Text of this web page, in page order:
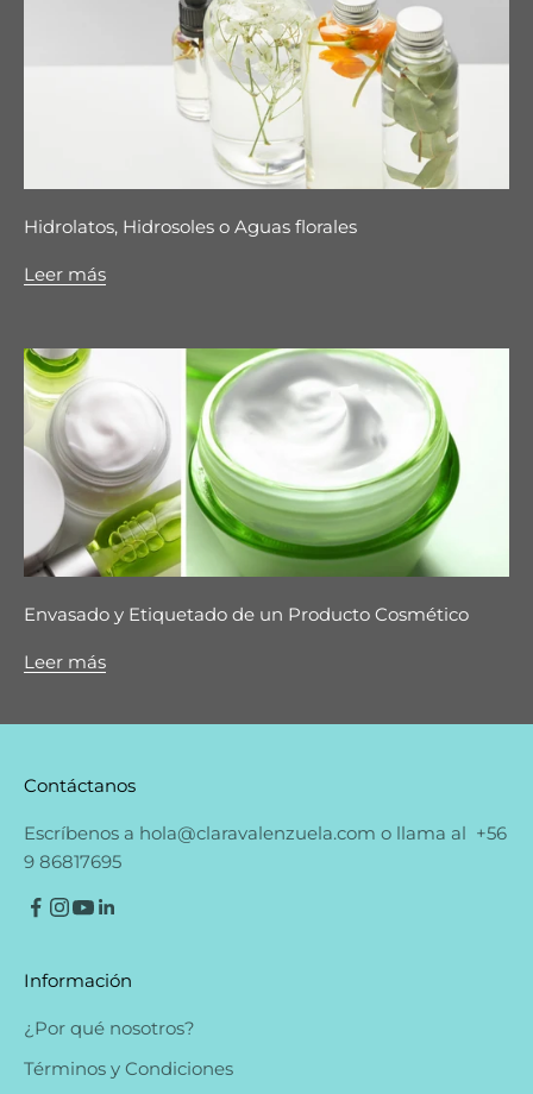
Hidrolatos, Hidrosoles o Aguas florales
Leer más
Envasado y Etiquetado de un Producto Cosmético
Leer más
Contáctanos
Escríbenos a hola@claravalenzuela.com o llama al +56
9 86817695
Información
¿Por qué nosotros?
Términos y Condiciones